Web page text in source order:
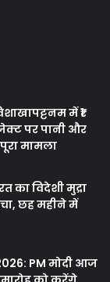
में ₹1
पर पानी और
मामला
का विदेशी मुद्रा
छह महीने में
PM मोदी आज